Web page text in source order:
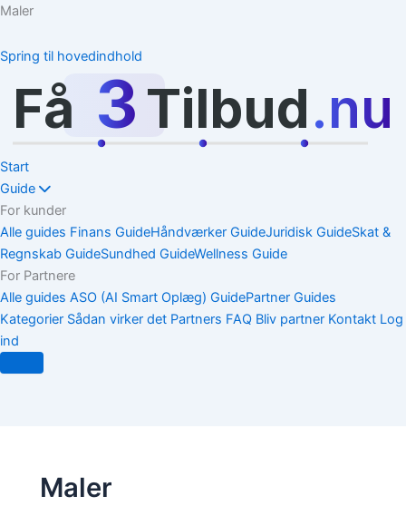
Maler
Spring til hovedindhold
Få 3Tilbud.nu
Start
Guide
For kunder
Alle guides Finans GuideHåndværker GuideJuridisk GuideSkat &
Regnskab GuideSundhed GuideWellness Guide
For Partnere
Alle guides ASO (AI Smart Oplæg) GuidePartner Guides
Kategorier Sådan virker det Partners FAQ Bliv partner Kontakt Log
ind
Maler